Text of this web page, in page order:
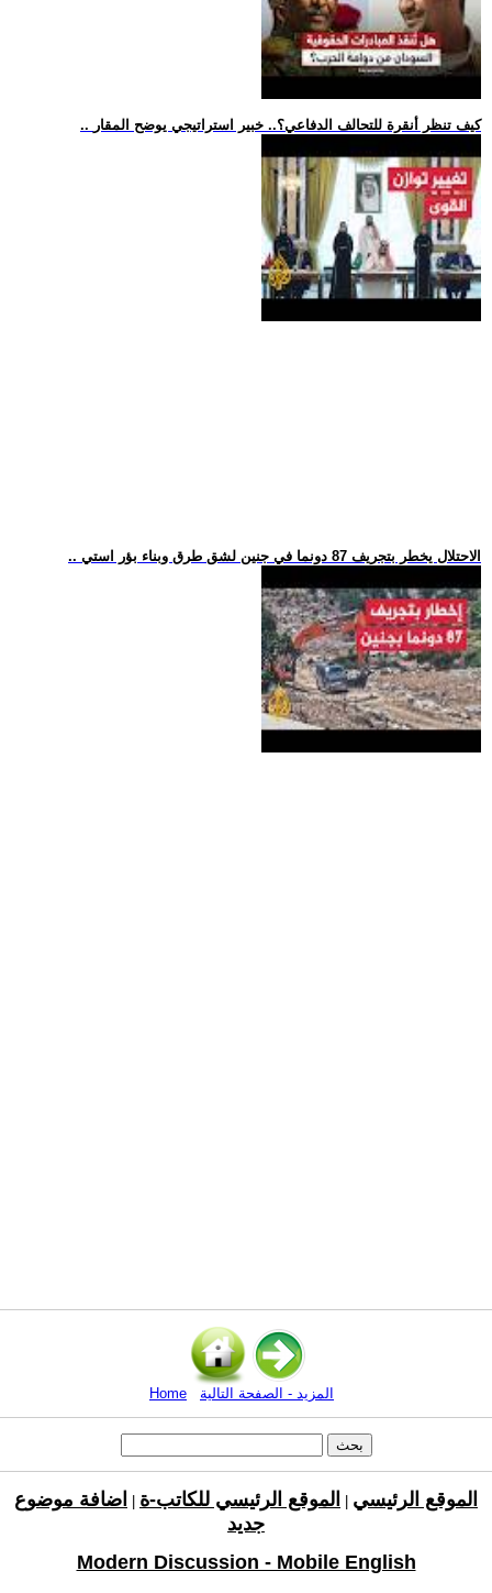
.. كيف تنظر أنقرة للتحالف الدفاعي؟.. خبير استراتيجي يوضح المقار
.. الاحتلال يخطر بتجريف 87 دونما في جنين لشق طرق وبناء بؤر استي
Home المزيد - الصفحة التالية
الموقع الرئيسي الموقع الرئيسي للكاتب-ة
اضافة موضوع
جديد
Modern Discussion - Mobile English